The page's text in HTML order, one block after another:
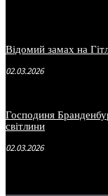
Відомий замах на
02.03.2026
Господиня
світлини
02.03.2026